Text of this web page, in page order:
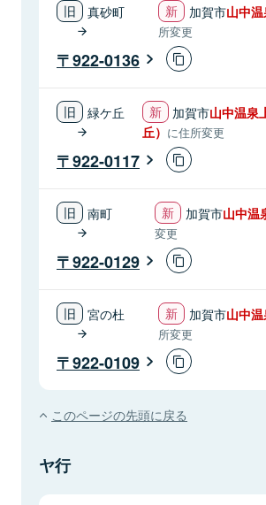
真砂町 加賀市山中
所変更
922-0136
緑ケ丘 加賀市山中温泉
丘） に住所変更
922-0117
南町 加賀市山中温
変更
922-0129
宮の杜 加賀市山中
所変更
922-0109
このページの先頭に戻る
ヤ行